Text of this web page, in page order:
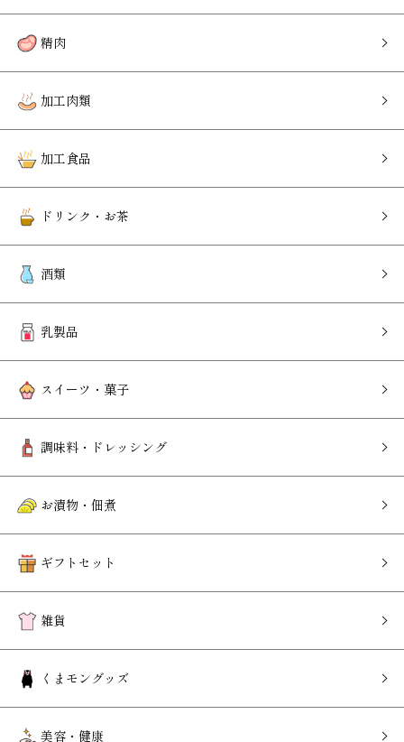
精肉
加工肉類
加工食品
ドリンク・お茶
酒類
乳製品
スイーツ・菓子
調味料・ドレッシング
お漬物・佃煮
ギフトセット
雑貨
くまモングッズ
美容・健康